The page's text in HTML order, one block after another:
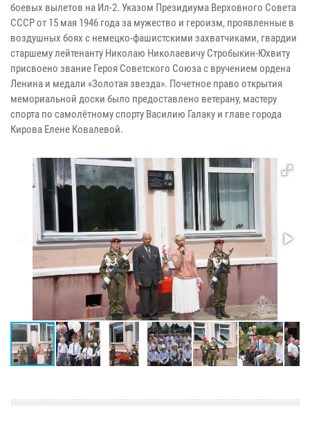
боевых вылетов на Ил-2. Указом Президиума Верховного Совета
СССР от 15 мая 1946 года за мужество и героизм, проявленные в
воздушных боях с немецко-фашистскими захватчиками, гвардии
старшему лейтенанту Николаю Николаевичу Стробыкин-Юхвиту
присвоено звание Героя Советского Союза с вручением ордена
Ленина и медали «Золотая звезда». Почетное право открытия
мемориальной доски было предоставлено ветерану, мастеру
спорта по самолётному спорту Василию Галаку и главе города
Кирова Елене Ковалевой.